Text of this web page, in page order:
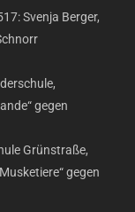
Svenja Berger,
gegen
Grünstraße,
gegen